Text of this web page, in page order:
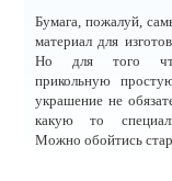
Бумага, пожалуй,
материал для
Но для того
прикольную
украшение не
какую то
Можно обойтись